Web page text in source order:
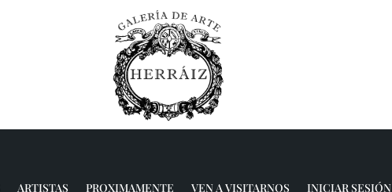
ARTISTAS PROXIMAMENTE VEN A VISITARNOS INICIAR SESIÓN